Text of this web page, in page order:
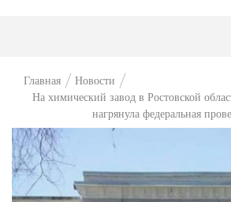
Главная
Новости
На химический завод в Ростовской
нагрянула федеральная